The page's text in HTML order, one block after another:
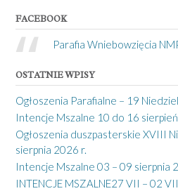
FACEBOOK
Parafia Wniebowzięcia
OSTATNIE WPISY
Ogłoszenia Parafialne – 19
Intencje Mszalne 10 do 16
Ogłoszenia duszpasterskie XVIII
sierpnia 2026 r.
Intencje Mszalne 03 – 09 sierpnia
INTENCJE MSZALNE27 VII – 02